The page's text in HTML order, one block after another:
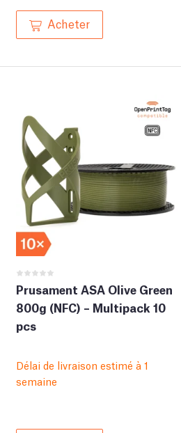
Acheter
Prusament ASA Olive Green
800g (NFC) – Multipack 10
pcs
Délai de livraison estimé à 1
semaine